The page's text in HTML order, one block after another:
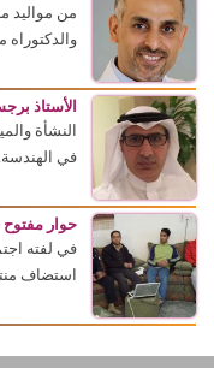
من مواليد
والدكتوراه
الأستاذ
النشأة
في
حوار
في لفته
استضاف